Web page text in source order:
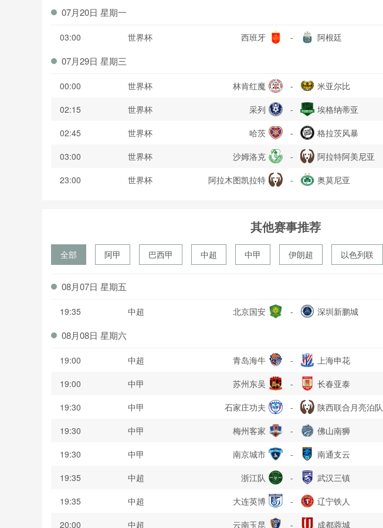
07月20日 星期一
03:00 世界杯 西班牙 - 阿根廷
07月29日 星期三
00:00 世界杯 林肯红魔 - 米亚尔比
02:15
世界杯 采列 - 埃格纳蒂亚
02:45
世界杯 哈茨 - 格拉茨风暴
03:00
世界杯 沙姆洛克 - 阿拉特阿美尼亚
23:00
世界杯 阿拉木图凯拉特 - 奥莫尼亚
其他赛事推荐
全部 阿甲 巴西甲 中超 中甲 伊朗超 以色列联
波黑联
08月07日 星期五
19:35 中超 北京国安 - 深圳新鹏城
08月08日 星期六
19:00 中超 青岛海牛 - 上海申花
19:00
中甲 苏州东吴 - 长春亚泰
19:30
中甲 石家庄功夫 - 陕西联合月亮泊队
19:30
中甲 梅州客家 - 佛山南狮
19:30
中甲 南京城市 - 南通支云
19:35
中超 浙江队 - 武汉三镇
19:35
中超 大连英博 - 辽宁铁人
20:00
中超 云南玉昆 - 成都蓉城